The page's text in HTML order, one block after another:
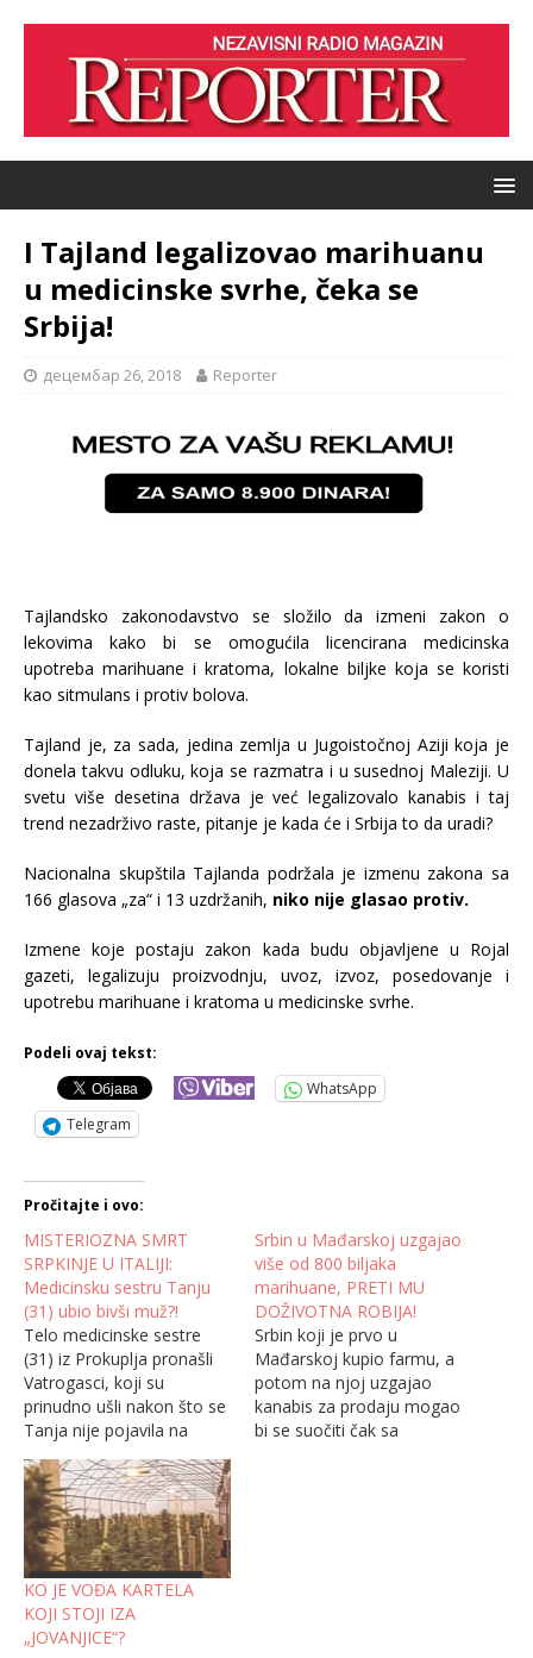
I Tajland legalizovao marihuanu
u medicinske svrhe, čeka se
Srbija!
децембар 26, 2018 Reporter
Tajlandsko zakonodavstvo se složilo da izmeni zakon o
lekovima kako bi se omogućila licencirana medicinska
upotreba marihuane i kratoma, lokalne biljke koja se koristi
kao sitmulans i protiv bolova.
Tajland je, za sada, jedina zemlja u Jugoistočnoj Aziji koja je
donela takvu odluku, koja se razmatra i u susednoj Maleziji. U
svetu više desetina država je već legalizovalo kanabis i taj
trend nezadrživo raste, pitanje je kada će i Srbija to da uradi?
Nacionalna skupštila Tajlanda podržala je izmenu zakona sa
166 glasova „za“ i 13 uzdržanih, niko nije glasao protiv.
Izmene koje postaju zakon kada budu objavljene u Rojal
gazeti, legalizuju proizvodnju, uvoz, izvoz, posedovanje i
upotrebu marihuane i kratoma u medicinske svrhe.
Podeli ovaj tekst:
WhatsApp
Telegram
Pročitajte i ovo:
MISTERIOZNA SMRT
SRPKINJE U ITALIJI:
Medicinsku sestru Tanju
(31) ubio bivši muž?!
Telo medicinske sestre
(31) iz Prokuplja pronašli
Vatrogasci, koji su
prinudno ušli nakon što se
Tanja nije pojavila na
poslu. Medicinska sestra
Tanja Komatinović (31) iz
Prokuplja pronađena je
mrtva u svom domu u
italijanskom gradu
Vićenca, prenosi portal
Hronika.eu. Uviđaj je
izvršen, a policija istražuje
uzroke njene iznenadne
Srbin u Mađarskoj uzgajao
više od 800 biljaka
marihuane, PRETI MU
DOŽIVOTNA ROBIJA!
Srbin koji je prvo u
Mađarskoj kupio farmu, a
potom na njoj uzgajao
kanabis za prodaju mogao
bi se suočiti čak sa
KO JE VOĐA KARTELA
KOJI STOJI IZA
„JOVANJICE“?